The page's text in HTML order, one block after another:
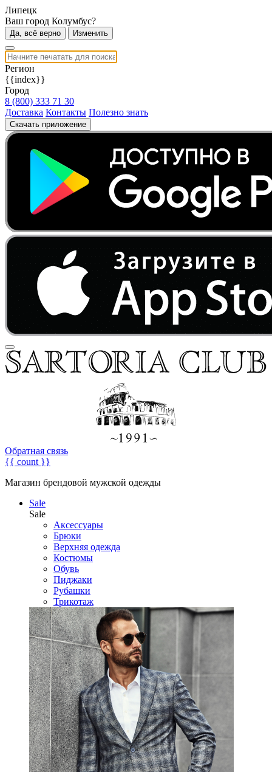
Липецк
Ваш город Колумбус?
Да, всё верно Изменить
Регион
{{index}}
Город
8 (800) 333 71 30
Доставка Контакты Полезно знать
Скачать приложение
Обратная связь
{{ count }}
Магазин брендовой мужской одежды
Sale
Sale
Аксессуары
Брюки
Верхняя одежда
Костюмы
Обувь
Пиджаки
Рубашки
Трикотаж